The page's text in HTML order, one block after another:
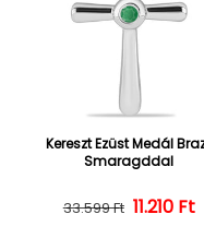
Kereszt Ezüst Medál
Smaragddal
Normál ár
33.599 Ft 11.210 Ft